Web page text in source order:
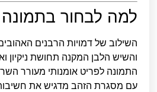
למה לבחור בתמונה
השילוב של דמויות הרבנים
והשיש הלבן המקנה תחושת ניקיון
התמונה לפריט אומנותי מעורר
עם מסגרת הזהב מדגיש את